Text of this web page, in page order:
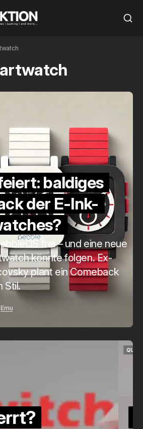
baldiges
der E-Ink-
frei – und eine neue
könnte folgen. Ex-
plant ein Comeback
Stil.
Emu